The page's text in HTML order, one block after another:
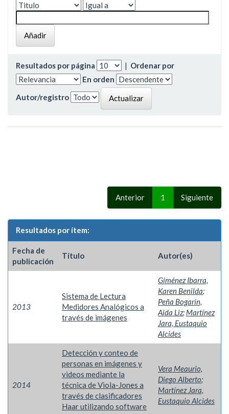
Resultados por página | Ordenar por
En orden
Autor/registro
Anterior 1 Siguiente
Resultados por ítem:
Fecha de
publicación
Título Autor(es)
2013
Sistema de Lectura
Medidores Analógicos a
través de imágenes
Giménez Ibarra,
Karen Benilda;
Peña Bogarín,
Aida Liz; Martínez
Jara, Eustaquio
Alcides
2014
Detección y conteo de
personas en imágenes y
videos mediante la
técnica de Viola-Jones a
través de clasificadores
Haar utilizando software
Vera Meaurio,
Diego Alberto;
Martínez Jara,
Eustaquio Alcides